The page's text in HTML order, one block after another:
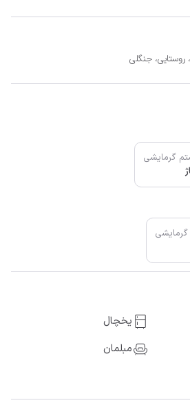
روستایی، جنگلی
گرمایشی
یخچال
مبلمان